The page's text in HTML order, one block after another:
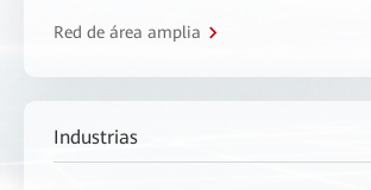
Red de área amplia
Industrias